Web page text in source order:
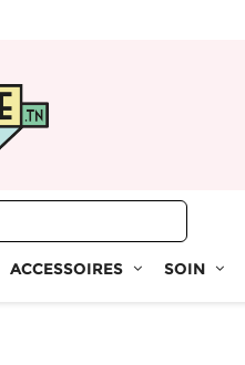
ACCESSOIRES SOIN